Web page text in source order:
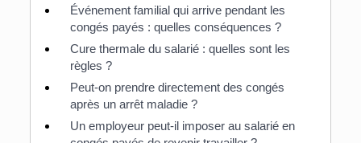
Événement familial qui arrive pendant les
congés payés : quelles conséquences ?
Cure thermale du salarié : quelles sont les
règles ?
Peut-on prendre directement des congés
après un arrêt maladie ?
Un employeur peut-il imposer au salarié en